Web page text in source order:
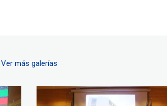
Ver más galerías